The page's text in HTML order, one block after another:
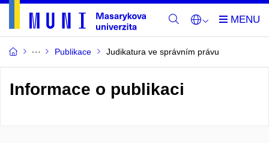
Publikace Judikatura ve správním právu
Informace o publikaci